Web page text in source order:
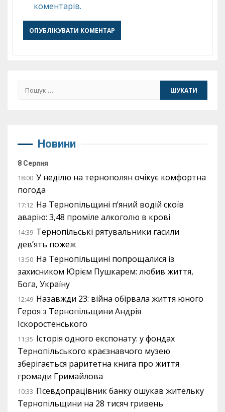
коментарів.
Пошук:
Новини
8 Серпня
18:00 У неділю на тернополян очікує комфортна
погода
17:12 На Тернопільщині п’яний водій скоїв
аварію: 3,48 проміле алкоголю в крові
14:39 Тернопільські рятувальники гасили
дев’ять пожеж
13:50 На Тернопільщині попрощалися із
захисником Юрієм Пушкарем: любив життя,
Бога, Україну
12:49 Назавжди 23: війна обірвала життя юного
Героя з Тернопільщини Андрія
Іскоростенського
11:35 Історія одного експонату: у фондах
Тернопільського краєзнавчого музею
зберігається раритетна книга про життя
громади Гримайлова
10:33 Псевдопрацівник банку ошукав жительку
Тернопільщини на 28 тисяч гривень